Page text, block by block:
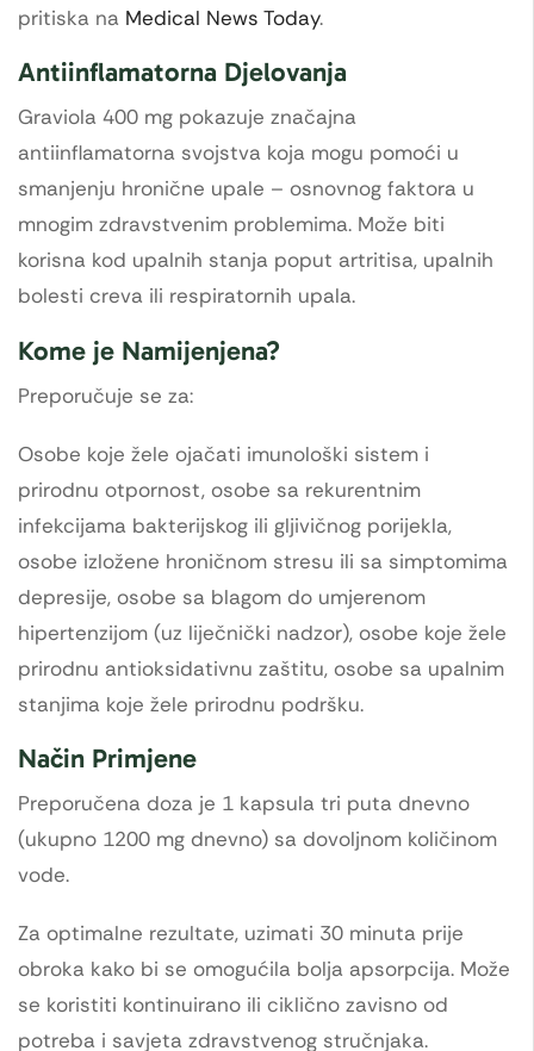
pritiska na Medical News Today.
Antiinflamatorna Djelovanja
Graviola 400 mg pokazuje značajna
antiinflamatorna svojstva koja mogu pomoći u
smanjenju hronične upale – osnovnog faktora u
mnogim zdravstvenim problemima. Može biti
korisna kod upalnih stanja poput artritisa, upalnih
bolesti creva ili respiratornih upala.
Kome je Namijenjena?
Preporučuje se za:
Osobe koje žele ojačati imunološki sistem i
prirodnu otpornost, osobe sa rekurentnim
infekcijama bakterijskog ili gljivičnog porijekla,
osobe izložene hroničnom stresu ili sa simptomima
depresije, osobe sa blagom do umjerenom
hipertenzijom (uz liječnički nadzor), osobe koje žele
prirodnu antioksidativnu zaštitu, osobe sa upalnim
stanjima koje žele prirodnu podršku.
Način Primjene
Preporučena doza je 1 kapsula tri puta dnevno
(ukupno 1200 mg dnevno) sa dovoljnom količinom
vode.
Za optimalne rezultate, uzimati 30 minuta prije
obroka kako bi se omogućila bolja apsorpcija. Može
se koristiti kontinuirano ili ciklično zavisno od
potreba i savjeta zdravstvenog stručnjaka.